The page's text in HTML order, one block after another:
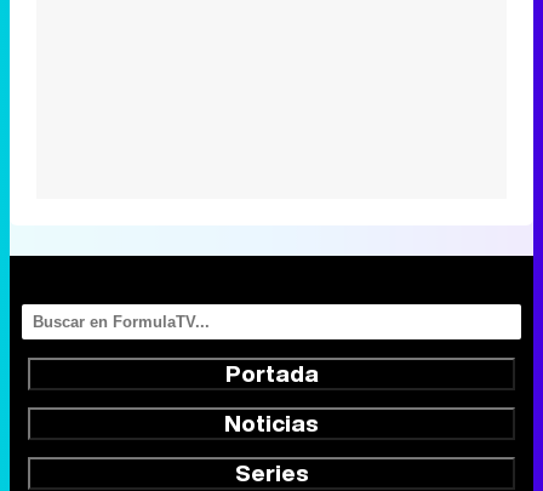
Portada
Noticias
Series